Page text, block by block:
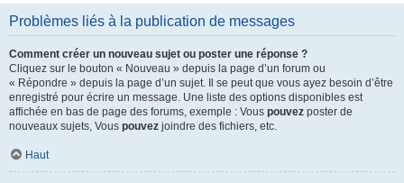
Problèmes liés à la publication de messages
Comment créer un nouveau sujet ou poster une réponse ?
Cliquez sur le bouton « Nouveau » depuis la page d’un forum ou
« Répondre » depuis la page d’un sujet. Il se peut que vous ayez besoin d’être
enregistré pour écrire un message. Une liste des options disponibles est
affichée en bas de page des forums, exemple : Vous pouvez poster de
nouveaux sujets, Vous pouvez joindre des fichiers, etc.
Haut